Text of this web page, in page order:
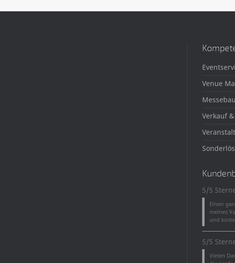
Venue
Verkauf
5/5
Einen
meines
und
5/5
Vielen